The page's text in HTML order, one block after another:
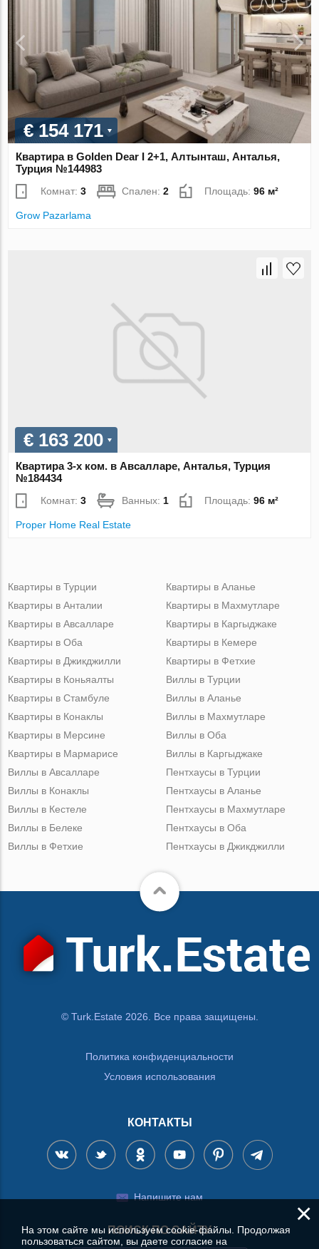
€ 154 171
Квартира в Golden Dear I 2+1, Алтынташ, Анталья,
Турция №144983
Комнат:3 Спален:2 Площадь:96 м²
Grow Pazarlama
€ 163 200
Квартира 3-х ком. в Авсалларе, Анталья, Турция
№184434
Комнат:3 Ванных: 1 Площадь:96 м²
Proper Home Real Estate
Квартиры в Турции
Квартиры в Анталии
Квартиры в Авсалларе
Квартиры в Оба
Квартиры в Джикджилли
Квартиры в Аланье
Квартиры в Махмутларе
Квартиры в Каргыджаке
Квартиры в Кемере
Квартиры в Фетхие
Квартиры в Коньяалты
Квартиры в Стамбуле
Квартиры в Конаклы
Квартиры в Мерсине
Квартиры в Мармарисе
Виллы в Турции
Виллы в Аланье
Виллы в Махмутларе
Виллы в Оба
Виллы в Каргыджаке
Виллы в Авсалларе
Виллы в Конаклы
Виллы в Кестеле
Виллы в Белеке
Виллы в Фетхие
Пентхаусы в Турции
Пентхаусы в Аланье
Пентхаусы в Махмутларе
Пентхаусы в Оба
Пентхаусы в Джикджилли
© Turk.Estate 2026. Все права защищены.
Политика конфиденциальности
Условия использования
КОНТАКТЫ
Напишите нам
ПОИСК ПО САЙТУ
×
На этом сайте мы используем cookie-файлы. Продолжая
пользоваться сайтом, вы даете согласие на